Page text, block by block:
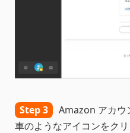
Step 3
Amazon アカウ
車のようなアイコンをク